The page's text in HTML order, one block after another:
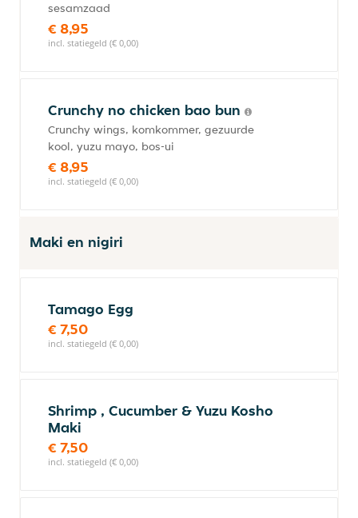
sesamzaad
€ 8,95
incl. statiegeld (€ 0,00)
Crunchy no chicken bao bun
Crunchy wings, komkommer, gezuurde
kool, yuzu mayo, bos-ui
€ 8,95
incl. statiegeld (€ 0,00)
Maki en nigiri
Tamago Egg
€ 7,50
incl. statiegeld (€ 0,00)
Shrimp , Cucumber & Yuzu Kosho
Maki
€ 7,50
incl. statiegeld (€ 0,00)